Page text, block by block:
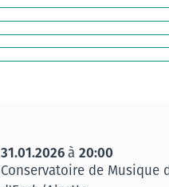
31.01.2026à 20:00
Conservatoire de Musique